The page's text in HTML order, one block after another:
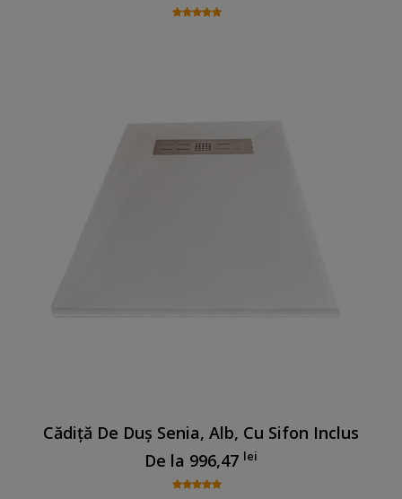
Cădiță De Duș Senia, Alb, Cu Sifon Inclus
De la 996,47 lei